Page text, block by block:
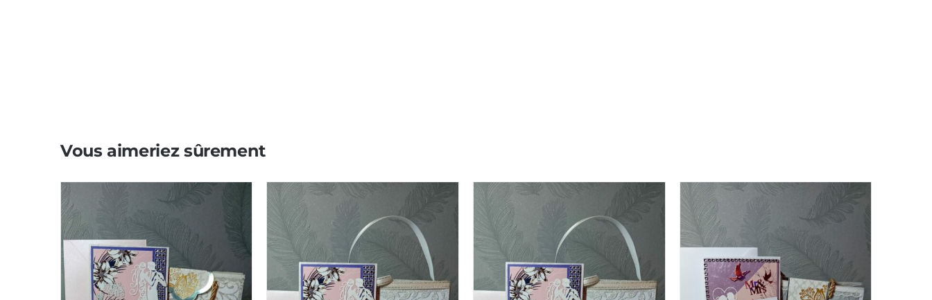
Vous aimeriez sûrement